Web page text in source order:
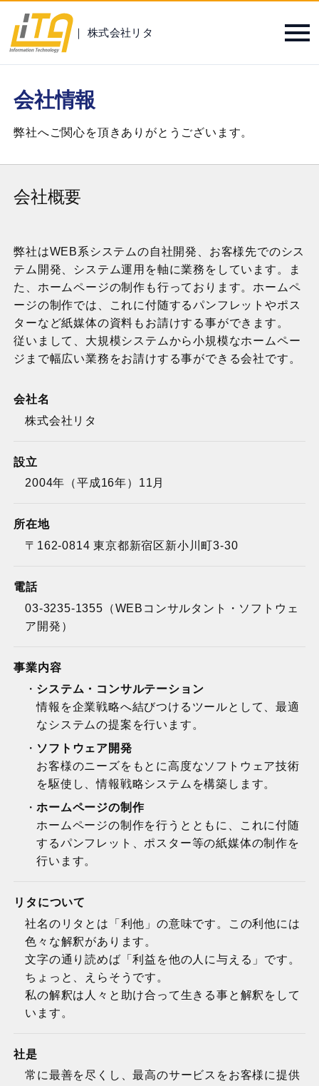
｜ 株式会社リタ
会社情報
弊社へご関心を頂きありがとうございます。
会社概要
弊社はWEB系システムの自社開発、お客様先でのシス
テム開発、システム運用を軸に業務をしています。ま
た、ホームページの制作も行っております。ホームペ
ージの制作では、これに付随するパンフレットやポス
ターなど紙媒体の資料もお請けする事ができます。
従いまして、大規模システムから小規模なホームペー
ジまで幅広い業務をお請けする事ができる会社です。
会社名
株式会社リタ
設立
2004年（平成16年）11月
所在地
〒162-0814 東京都新宿区新小川町3-30
電話
03-3235-1355（WEBコンサルタント・ソフトウェ
ア開発）
事業内容
システム・コンサルテーション
情報を企業戦略へ結びつけるツールとして、最適
なシステムの提案を行います。
ソフトウェア開発
お客様のニーズをもとに高度なソフトウェア技術
を駆使し、情報戦略システムを構築します。
ホームページの制作
ホームページの制作を行うとともに、これに付随
するパンフレット、ポスター等の紙媒体の制作を
行います。
リタについて
社名のリタとは「利他」の意味です。この利他には
色々な解釈があります。
文字の通り読めば「利益を他の人に与える」です。
ちょっと、えらそうです。
私の解釈は人々と助け合って生きる事と解釈をして
います。
社是
常に最善を尽くし、最高のサービスをお客様に提供